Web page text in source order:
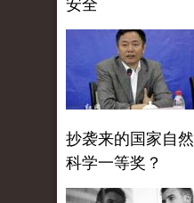
安全
抄袭来的国家自然
科学一等奖？